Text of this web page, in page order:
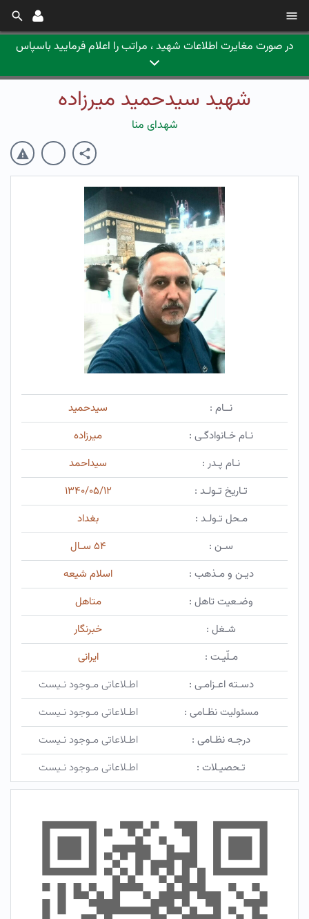
در صورت مغایرت اطلاعات شهید ، مراتب را اعلام فرمایید باسپاس
شهید سیدحمید میرزاده
شهدای منا
نــام :
سیدحمید
نـام خـانوادگـی :
میرزاده
نـام پـدر :
سیداحمد
تـاریخ تـولـد :
۱۳۴۰/۰۵/۱۲
مـحل تـولـد :
بغداد
سـن :
۵۴ سـال
دیـن و مـذهب :
اسلام شیعه
وضـعیت تاهل :
متاهل
شـغل :
خبرنگار
مـلّیـت :
ایرانی
دسـته اعـزامـی :
اطـلاعاتی مـوجود نـیست
مسئولیت نظـامی :
اطـلاعاتی مـوجود نـیست
درجـه نظـامی :
اطـلاعاتی مـوجود نـیست
تـحصیـلات :
اطـلاعاتی مـوجود نـیست